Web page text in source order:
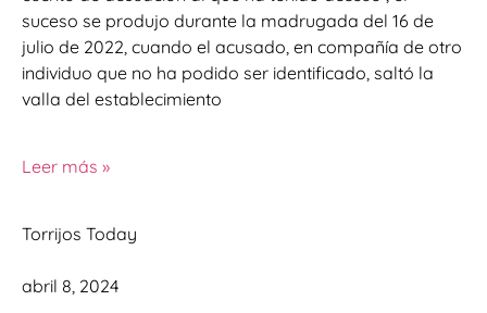
suceso se produjo durante la madrugada del 16 de
julio de 2022, cuando el acusado, en compañía de otro
individuo que no ha podido ser identificado, saltó la
valla del establecimiento
Leer más »
Torrijos Today
abril 8, 2024